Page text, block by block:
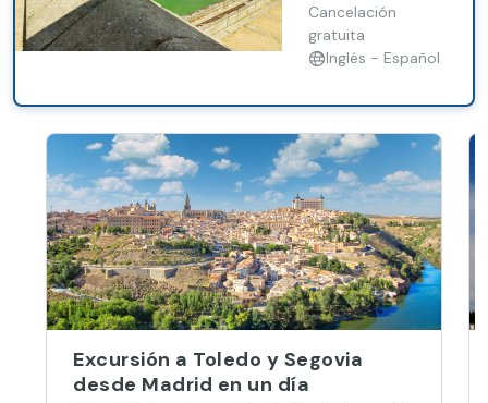
destacados
Cancelación
gratuita
Inglés - Español
Excursión a Toledo y Segovia
desde Madrid en un día